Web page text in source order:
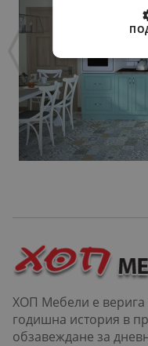
ХОП Мебели е верига
годишна история в продажбата на мебели, кухни,
обзавеждане за